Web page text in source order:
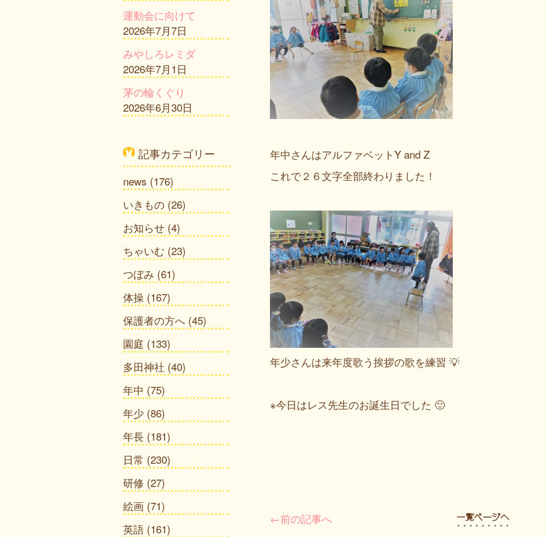
年中さんはアルファベットY and Z
これで２６文字全部終わりました！
年少さんは来年度歌う挨拶の歌を練習 💡
※今日はレス先生のお誕生日でした 🙂
←前の記事へ
運動会に向けて
2026年7月7日
みやしろレミダ
2026年7月1日
茅の輪くぐり
2026年6月30日
記事カテゴリー
news (176)
いきもの (26)
お知らせ (4)
ちゃいむ (23)
つぼみ (61)
体操 (167)
保護者の方へ (45)
園庭 (133)
多田神社 (40)
年中 (75)
年少 (86)
年長 (181)
日常 (230)
研修 (27)
絵画 (71)
英語 (161)